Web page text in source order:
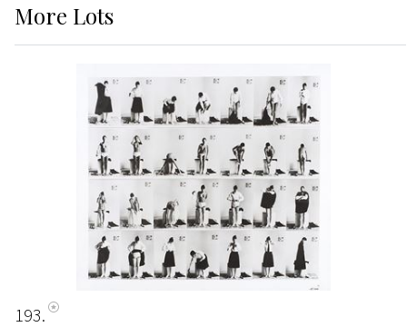
More Lots
193